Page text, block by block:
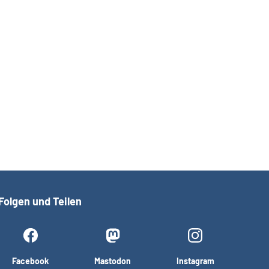
und Teilen
Facebook Mastodon Instagram